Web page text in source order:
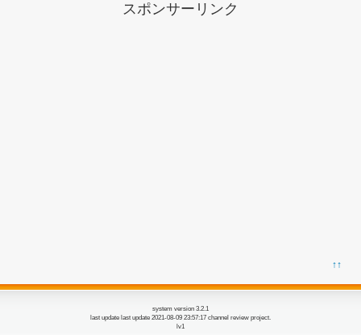
スポンサーリンク
↑↑
system version 3.2.1
last update last update 2021-08-09 23:57:17 channel review project.
lv1